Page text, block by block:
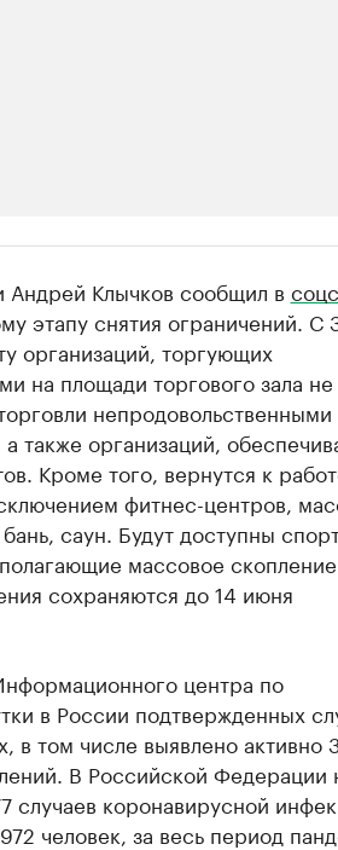
на РБК
личные бренды спикеров бизнеса
Андрей Клычков сообщил в
этапу снятия ограничений. С
организаций, торгующих
на площади торгового зала
непродовольственными
также организаций,
Кроме того, вернутся к
фитнес-центров,
саун. Будут доступны
массовое скопление
сохраняются до 14 июня
центра по
в России подтвержденных
в том числе выявлено активно
В Российской Федерации
случаев коронавирусной
человек, за весь период